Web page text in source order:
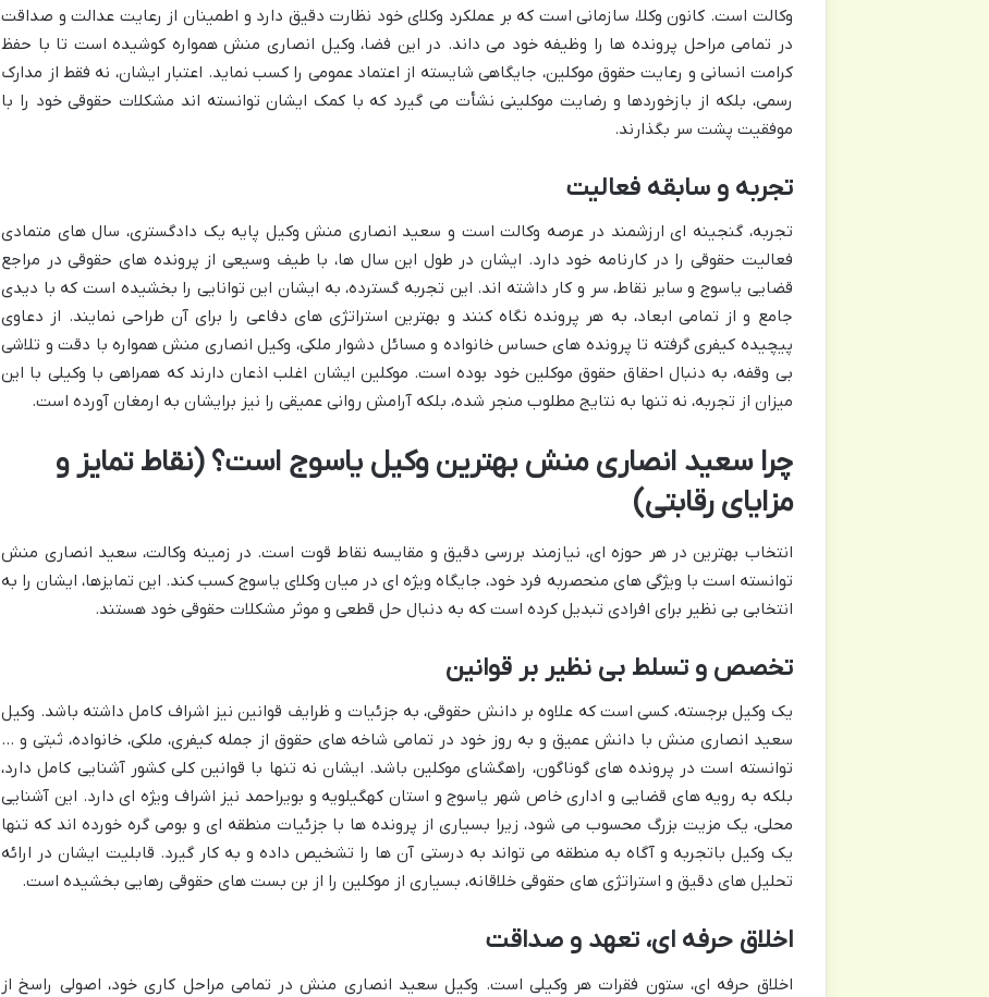
وکالت است. کانون وکلا، سازمانی است که بر عملکرد وکلای خود نظارت دقیق دارد و اطمینان از رعایت عدالت و صداقت
در تمامی مراحل پرونده ها را وظیفه خود می داند. در این فضا، وکیل انصاری منش همواره کوشیده است تا با حفظ
کرامت انسانی و رعایت حقوق موکلین، جایگاهی شایسته از اعتماد عمومی را کسب نماید. اعتبار ایشان، نه فقط از مدارک
رسمی، بلکه از بازخوردها و رضایت موکلینی نشأت می گیرد که با کمک ایشان توانسته اند مشکلات حقوقی خود را با
موفقیت پشت سر بگذارند.
تجربه و سابقه فعالیت
تجربه، گنجینه ای ارزشمند در عرصه وکالت است و سعید انصاری منش وکیل پایه یک دادگستری، سال های متمادی
فعالیت حقوقی را در کارنامه خود دارد. ایشان در طول این سال ها، با طیف وسیعی از پرونده های حقوقی در مراجع
قضایی یاسوج و سایر نقاط، سر و کار داشته اند. این تجربه گسترده، به ایشان این توانایی را بخشیده است که با دیدی
جامع و از تمامی ابعاد، به هر پرونده نگاه کنند و بهترین استراتژی های دفاعی را برای آن طراحی نمایند. از دعاوی
پیچیده کیفری گرفته تا پرونده های حساس خانواده و مسائل دشوار ملکی، وکیل انصاری منش همواره با دقت و تلاشی
بی وقفه، به دنبال احقاق حقوق موکلین خود بوده است. موکلین ایشان اغلب اذعان دارند که همراهی با وکیلی با این
میزان از تجربه، نه تنها به نتایج مطلوب منجر شده، بلکه آرامش روانی عمیقی را نیز برایشان به ارمغان آورده است.
چرا سعید انصاری منش بهترین وکیل یاسوج است؟ (نقاط تمایز و
مزایای رقابتی)
انتخاب بهترین در هر حوزه ای، نیازمند بررسی دقیق و مقایسه نقاط قوت است. در زمینه وکالت، سعید انصاری منش
توانسته است با ویژگی های منحصربه فرد خود، جایگاه ویژه ای در میان وکلای یاسوج کسب کند. این تمایزها، ایشان را به
انتخابی بی نظیر برای افرادی تبدیل کرده است که به دنبال حل قطعی و موثر مشکلات حقوقی خود هستند.
تخصص و تسلط بی نظیر بر قوانین
یک وکیل برجسته، کسی است که علاوه بر دانش حقوقی، به جزئیات و ظرایف قوانین نیز اشراف کامل داشته باشد. وکیل
سعید انصاری منش با دانش عمیق و به روز خود در تمامی شاخه های حقوق از جملهکیفری، ملکی، خانواده، ثبتی و …
توانسته است در پرونده های گوناگون، راهگشای موکلین باشد. ایشان نه تنها با قوانین کلی کشور آشنایی کامل دارد،
بلکه به رویه های قضایی و اداری خاص شهر یاسوج و استان کهگیلویه و بویراحمد نیز اشراف ویژه ای دارد. این آشنایی
محلی، یک مزیت بزرگ محسوب می شود، زیرا بسیاری از پرونده ها با جزئیات منطقه ای و بومی گره خورده اند که تنها
یک وکیل باتجربه و آگاه به منطقه می تواند به درستی آن ها را تشخیص داده و به کار گیرد. قابلیت ایشان در ارائه
تحلیل های دقیق و استراتژی های حقوقی خلاقانه، بسیاری از موکلین را از بن بست های حقوقی رهایی بخشیده است.
اخلاق حرفه ای، تعهد و صداقت
اخلاق حرفه ای، ستون فقرات هر وکیلی است. وکیل سعید انصاری منش در تمامی مراحل کاری خود، اصولی راسخ از